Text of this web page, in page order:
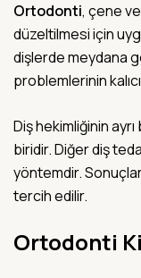
Ortodonti, çene
düzeltilmesi için
dişlerde meydana
problemlerinin
Diş hekimliğinin
biridir. Diğer diş
yöntemdir.
tercih edilir.
Ortodonti